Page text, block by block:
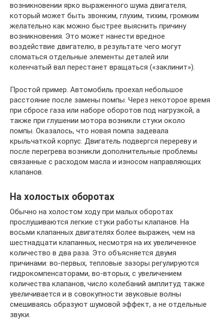
возникновении ярко выраженного шума двигателя,
который может быть звонким, глухим, тихим, громким
желательно как можно быстрее выяснить причину
возникновения. Это может нанести вредное
воздействие двигателю, в результате чего могут
сломаться отдельные элементы деталей или
коленчатый вал перестанет вращаться («заклинит»).
Простой пример. Автомобиль проехал небольшое
расстояние после замены помпы. Через некоторое время
при сбросе газа или наборе оборотов под нагрузкой, а
также при глушении мотора возникли стуки около
помпы. Оказалось, что новая помпа задевала
крыльчаткой корпус. Двигатель подвергся перереву и
после перегрева возникли дополнительные проблемы
связанные с расходом масла и износом направляющих
клапанов.
На холостых оборотах
Обычно на холостом ходу при малых оборотах
прослушиваются легкие стуки работы клапанов. На
восьми клапанных двигателях более выражен, чем на
шестнадцати клапанных, несмотря на их увеличенное
количество в два раза. Это объясняется двумя
причинами: во-первых, тепловые зазоры регулируются
гидрокомпенсаторами, во-вторых, с увеличением
количества клапанов, число колебаний амплитуд также
увеличивается и в совокупности звуковые волны
смешиваясь образуют шумовой эффект, а не отдельные
звуки.